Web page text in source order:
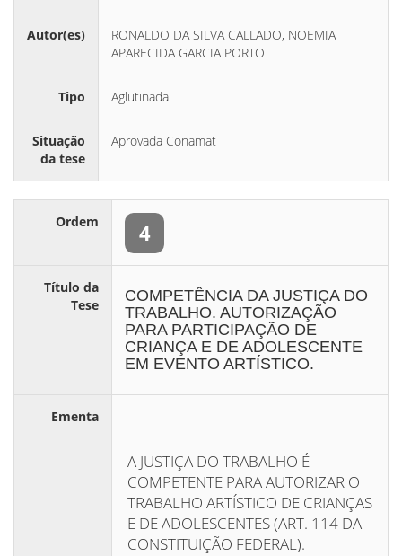
Autor(es)
RONALDO DA SILVA CALLADO, NOEMIA
APARECIDA GARCIA PORTO
Tipo Aglutinada
Situação
da tese
Aprovada Conamat
Ordem 4
Título da
Tese
COMPETÊNCIA DA JUSTIÇA DO
TRABALHO. AUTORIZAÇÃO
PARA PARTICIPAÇÃO DE
CRIANÇA E DE ADOLESCENTE
EM EVENTO ARTÍSTICO.
Ementa
A JUSTIÇA DO TRABALHO É
COMPETENTE PARA AUTORIZAR O
TRABALHO ARTÍSTICO DE CRIANÇAS
E DE ADOLESCENTES (ART. 114 DA
CONSTITUIÇÃO FEDERAL).